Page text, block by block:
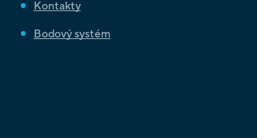
Kontakty
Bodový systém